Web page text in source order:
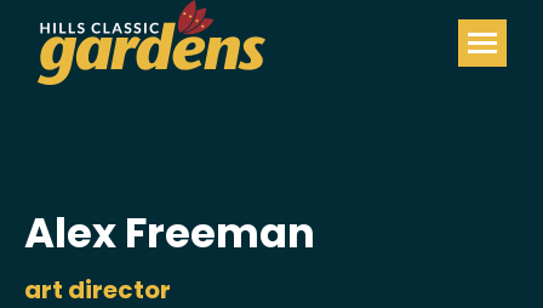
Alex Freeman
art director